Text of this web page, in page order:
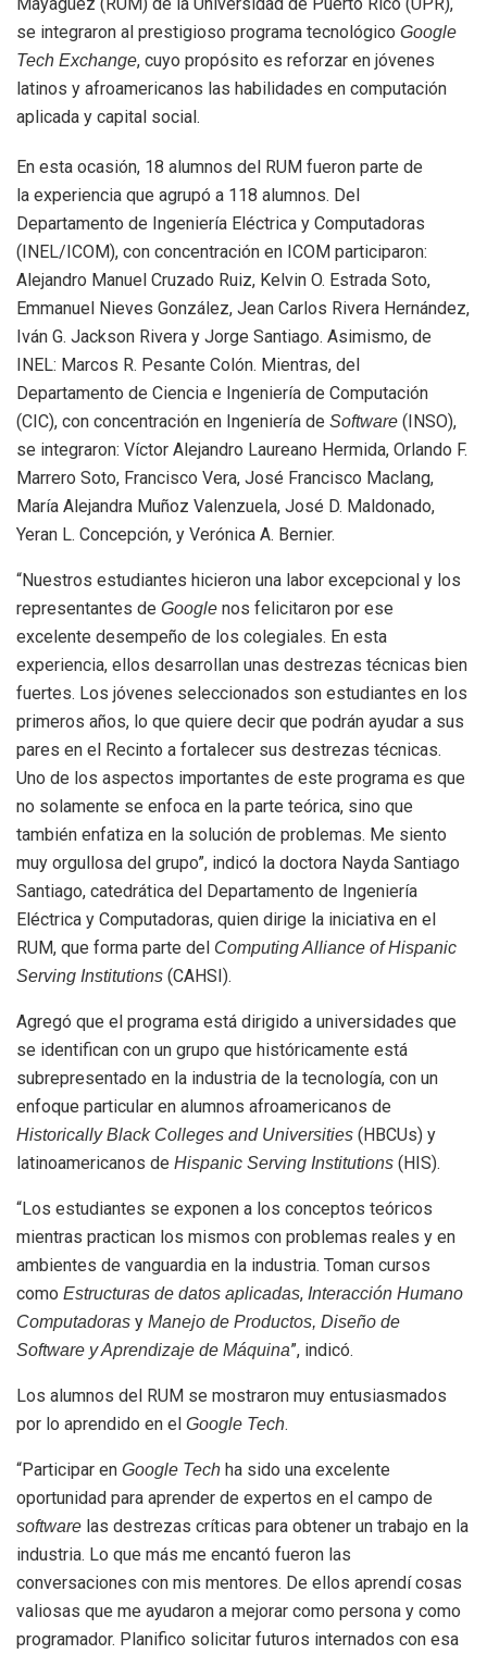
se integraron al prestigioso programa tecnológico Google
Tech Exchange, cuyo propósito es reforzar en jóvenes
latinos y afroamericanos las habilidades en computación
aplicada y capital social.
En esta ocasión, 18 alumnos del RUM fueron parte de
la experiencia que agrupó a 118 alumnos. Del
Departamento de Ingeniería Eléctrica y Computadoras
(INEL/ICOM), con concentración en ICOM participaron:
Alejandro Manuel Cruzado Ruiz, Kelvin O. Estrada Soto,
Emmanuel Nieves González, Jean Carlos Rivera Hernández,
Iván G. Jackson Rivera y Jorge Santiago. Asimismo, de
INEL: Marcos R. Pesante Colón. Mientras, del
Departamento de Ciencia e Ingeniería de Computación
(CIC), con concentración en Ingeniería de Software (INSO),
se integraron: Víctor Alejandro Laureano Hermida, Orlando F.
Marrero Soto, Francisco Vera, José Francisco Maclang,
María Alejandra Muñoz Valenzuela, José D. Maldonado,
Yeran L. Concepción, y Verónica A. Bernier.
“Nuestros estudiantes hicieron una labor excepcional y los
representantes de Google nos felicitaron por ese
excelente desempeño de los colegiales. En esta
experiencia, ellos desarrollan unas destrezas técnicas bien
fuertes. Los jóvenes seleccionados son estudiantes en los
primeros años, lo que quiere decir que podrán ayudar a sus
pares en el Recinto a fortalecer sus destrezas técnicas.
Uno de los aspectos importantes de este programa es que
no solamente se enfoca en la parte teórica, sino que
también enfatiza en la solución de problemas. Me siento
muy orgullosa del grupo”, indicó la doctora Nayda Santiago
Santiago, catedrática del Departamento de Ingeniería
Eléctrica y Computadoras, quien dirige la iniciativa en el
RUM, que forma parte del Computing Alliance of Hispanic
Serving Institutions (CAHSI).
Agregó que el programa está dirigido a universidades que
se identifican con un grupo que históricamente está
subrepresentado en la industria de la tecnología, con un
enfoque particular en alumnos afroamericanos de
Historically Black Colleges and Universities (HBCUs) y
latinoamericanos de Hispanic Serving Institutions (HIS).
“Los estudiantes se exponen a los conceptos teóricos
mientras practican los mismos con problemas reales y en
ambientes de vanguardia en la industria. Toman cursos
como Estructuras de datos aplicadas, Interacción Humano
Computadoras y Manejo de Productos, Diseño de
Software y Aprendizaje de Máquina”, indicó.
Los alumnos del RUM se mostraron muy entusiasmados
por lo aprendido en el Google Tech.
“Participar en Google Tech ha sido una excelente
oportunidad para aprender de expertos en el campo de
software las destrezas críticas para obtener un trabajo en la
industria. Lo que más me encantó fueron las
conversaciones con mis mentores. De ellos aprendí cosas
valiosas que me ayudaron a mejorar como persona y como
programador. Planifico solicitar futuros internados con esa